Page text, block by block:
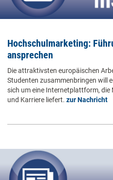
Hochschulmarketing:
ansprechen
Die attraktivsten europäischen
Studenten zusammenbringen will
sich um eine Internetplattform,
und Karriere liefert. zur Nachricht